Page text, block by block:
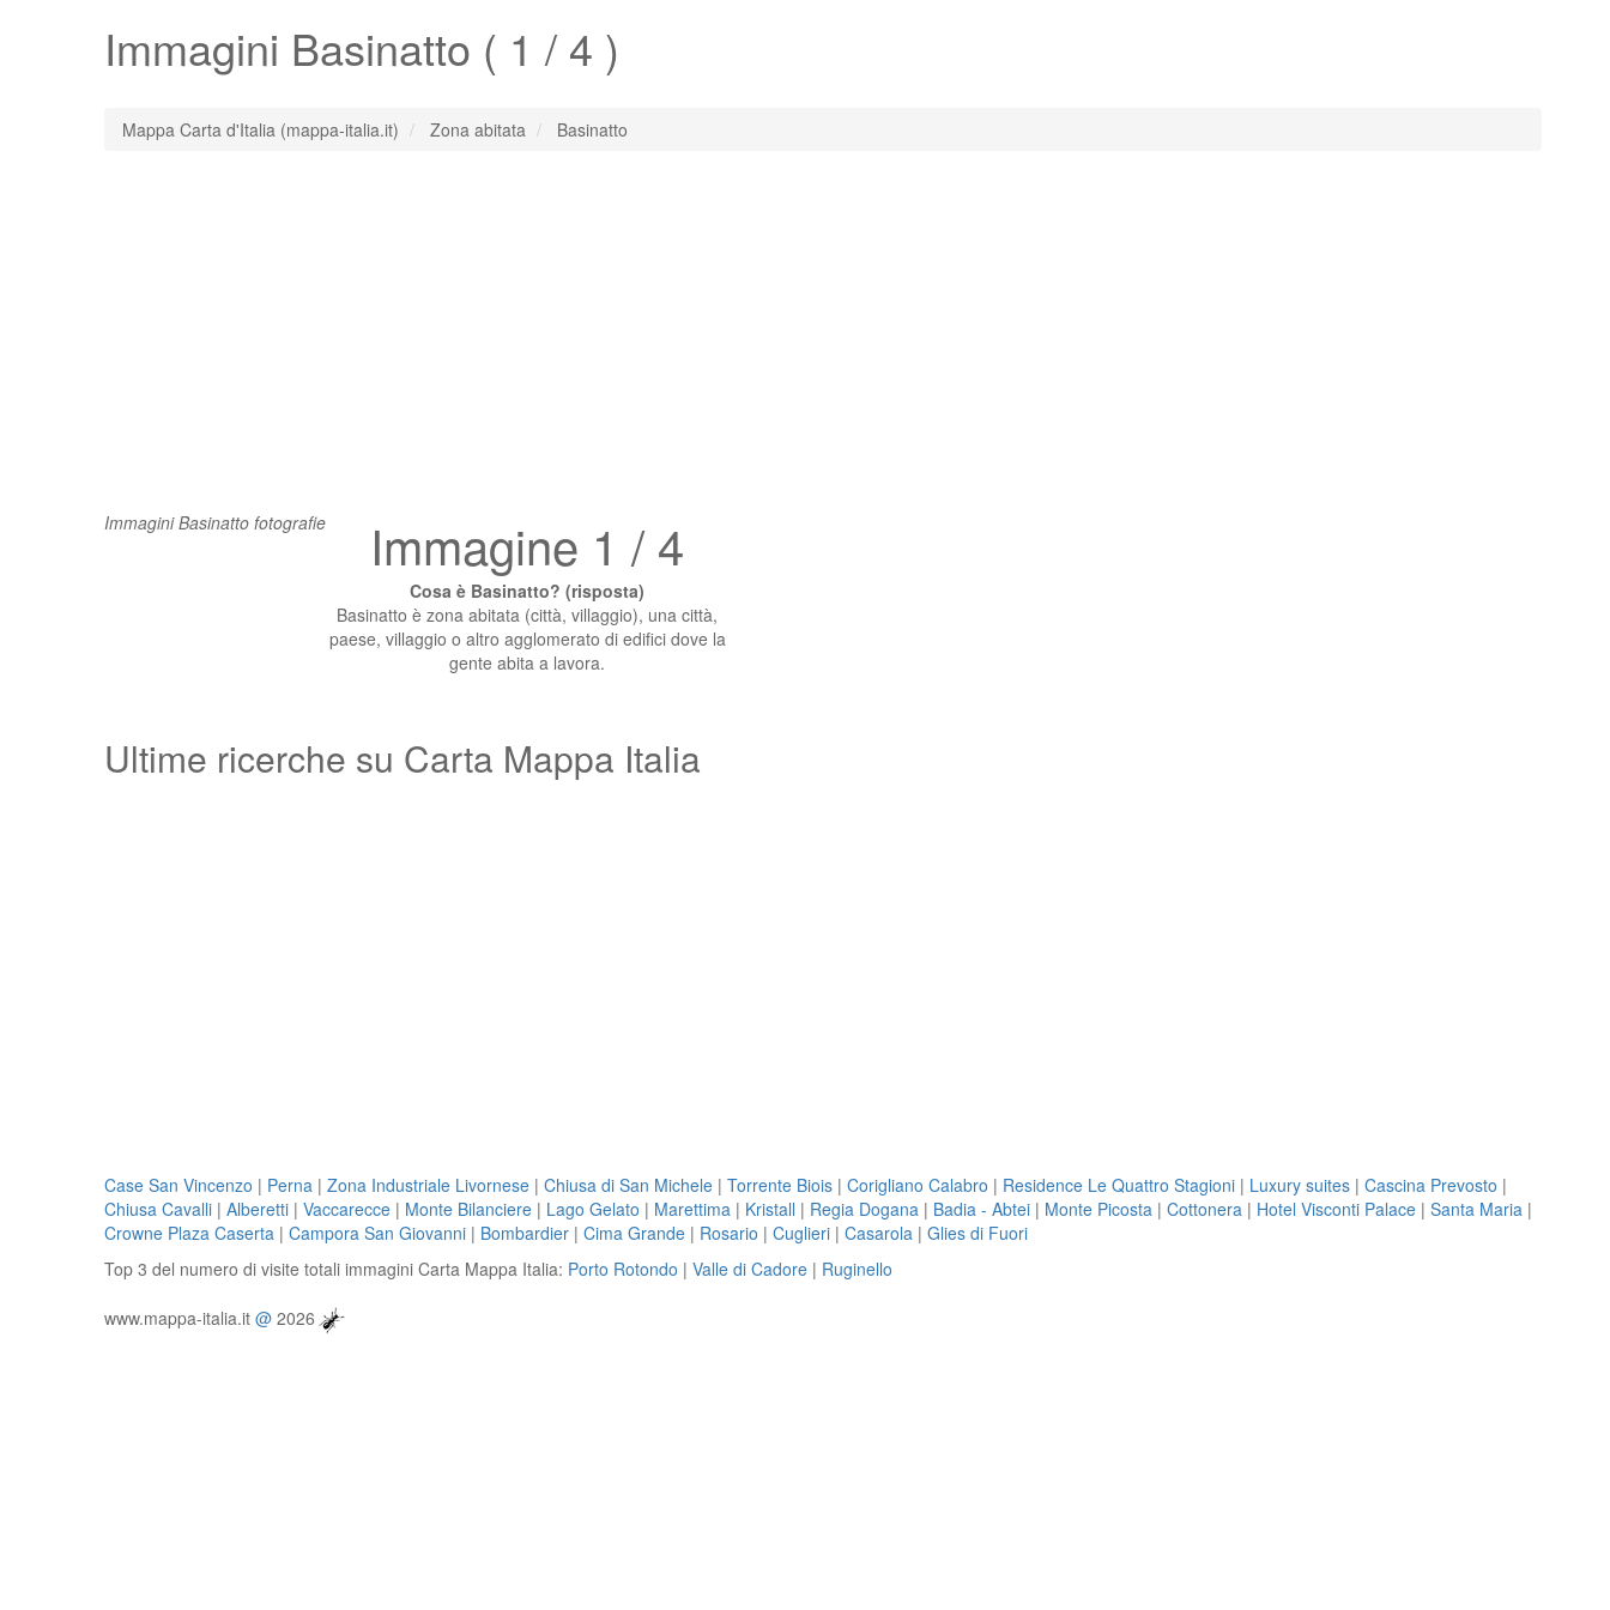
Immagini Basinatto ( 1 / 4 )
Mappa Carta d'Italia (mappa-italia.it) Zona abitata Basinatto
Immagini Basinatto fotografie Immagine 1 / 4
Cosa è Basinatto? (risposta)
Basinatto è zona abitata (città, villaggio), una città,
paese, villaggio o altro agglomerato di edifici dove la
gente abita a lavora.
Ultime ricerche su Carta Mappa Italia
Case San Vincenzo | Perna | Zona Industriale Livornese | Chiusa di San Michele | Torrente Biois | Corigliano Calabro | Residence Le Quattro Stagioni | Luxury suites | Cascina Prevosto |
Chiusa Cavalli | Alberetti | Vaccarecce | Monte Bilanciere | Lago Gelato | Marettima | Kristall | Regia Dogana | Badia - Abtei | Monte Picosta | Cottonera | Hotel Visconti Palace | Santa Maria |
Crowne Plaza Caserta | Campora San Giovanni | Bombardier | Cima Grande | Rosario | Cuglieri | Casarola | Glies di Fuori
Top 3 del numero di visite totali immagini Carta Mappa Italia: Porto Rotondo | Valle di Cadore | Ruginello
www.mappa-italia.it @ 2026